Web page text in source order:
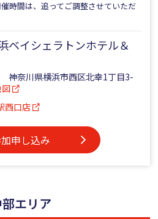
時間は、追ってご調整させていただ
イシェラトンホテル＆
神奈川県横浜市西区北幸1丁目3-
西口店
申し込み
エリア